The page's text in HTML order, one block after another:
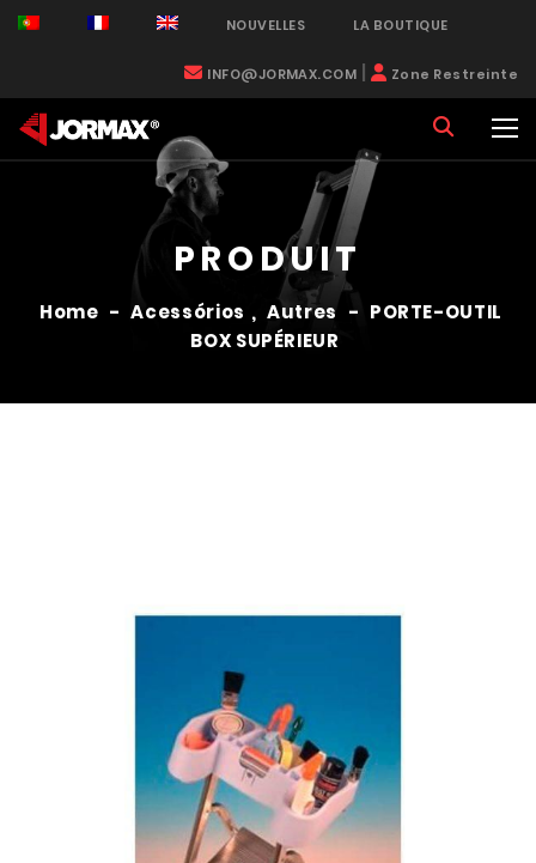
NOUVELLES LA BOUTIQUE
INFO@JORMAX.COM Zone Restreinte
PRODUIT
Home - Acessórios , Autres - PORTE-OUTIL
BOX SUPÉRIEUR